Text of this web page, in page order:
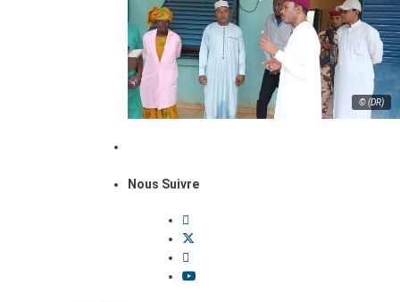
© (DR)
Nous Suivre